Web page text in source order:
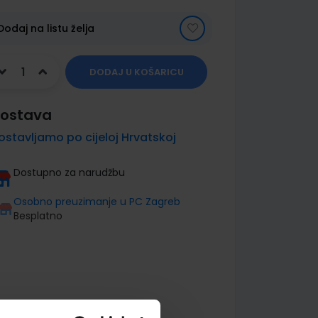
na listu želja
DODAJ U KOŠARICU
po cijeloj Hrvatskoj
Dostupno za narudžbu
Osobno preuzimanje u PC Zagreb
Besplatno